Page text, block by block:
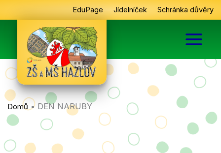
na
EduPage Jídelníček Schránka důvěry
Domů • DEN NARUBY